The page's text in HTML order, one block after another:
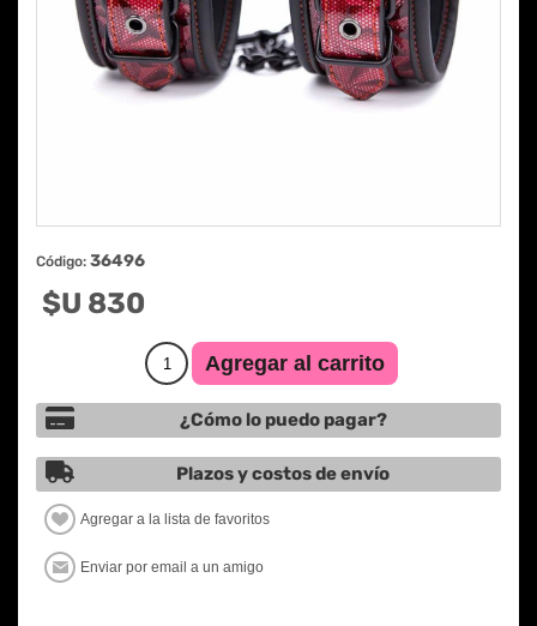
Código: 36496
$U 830
¿Cómo lo puedo pagar?
Plazos y costos de envío